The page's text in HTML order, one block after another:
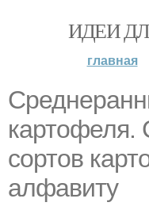
ИДЕИ
главная
картофеля.
сортов
алфавиту